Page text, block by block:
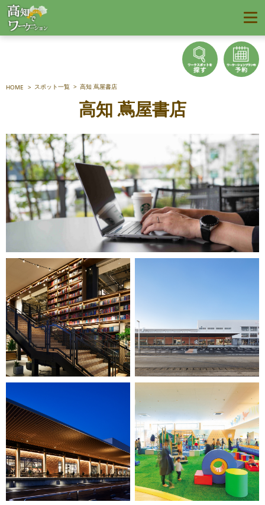
HOME スポット一覧 高知 蔦屋書店
高知 蔦屋書店